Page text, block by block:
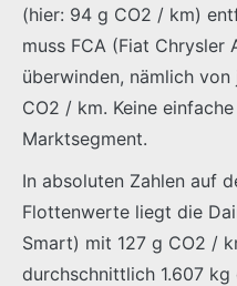
(hier: 94 g CO2 / km)
muss FCA (Fiat
überwinden, nämlich
CO2 / km. Keine
Marktsegment.
In absoluten Zahlen auf
Flottenwerte liegt die
Smart) mit 127 g CO2 /
durchschnittlich 1.607